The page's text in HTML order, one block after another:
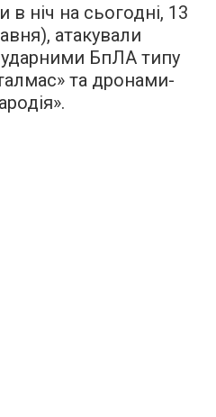
в ніч на сьогодні, 13
атакували
ударними БпЛА типу
та дронами-